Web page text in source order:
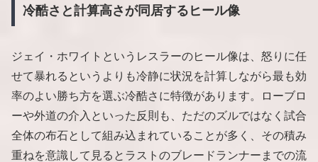
冷酷さと計算高さが同居するヒール像
ジェイ・ホワイトというレスラーのヒール像は、怒りに任
せて暴れるというよりも冷静に状況を計算しながら最も効
率のよい勝ち方を選ぶ冷酷さに特徴があります。ローブロ
ーや外道の介入といった反則も、ただのズルではなく試合
全体の布石として組み込まれていることが多く、その積み
重ねを意識して見るとラストのブレードランナーまでの流